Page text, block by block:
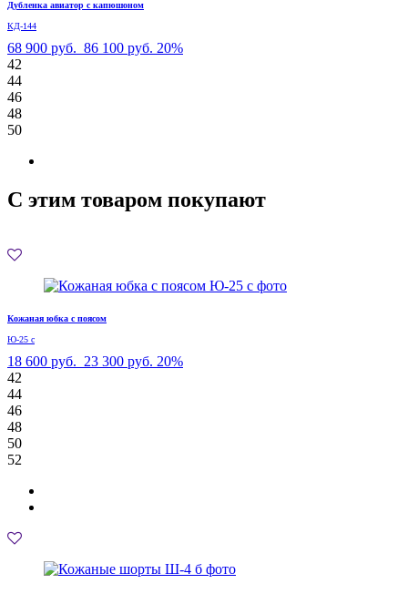
Дубленка авиатор с капюшоном
КД-144
68 900 руб. 86 100 руб. 20%
42
44
46
48
50
С этим товаром покупают
Кожаная юбка с поясом
Ю-25 с
18 600 руб. 23 300 руб. 20%
42
44
46
48
50
52